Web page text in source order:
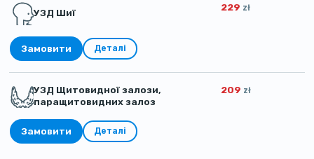
УЗД Шиї 229 zł
Замовити Деталі
УЗД Щитовидної залози,
паращитовидних залоз
209 zł
Замовити Деталі